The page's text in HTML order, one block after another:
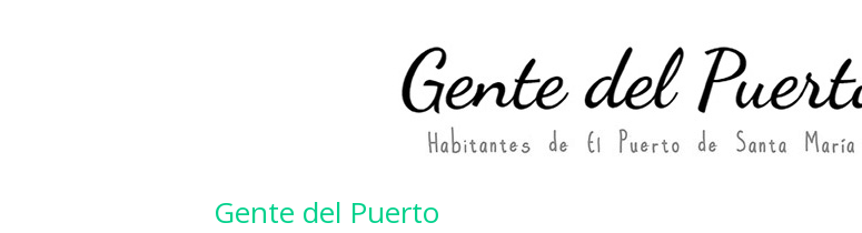
Gente del Puerto